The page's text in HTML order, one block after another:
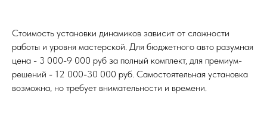
Стоимость установки динамиков зависит от сложности
работы и уровня мастерской. Для бюджетного авто разумная
цена - 3 000-9 000 руб за полный комплект, для премиум-
решений - 12 000-30 000 руб. Самостоятельная установка
возможна, но требует внимательности и времени.